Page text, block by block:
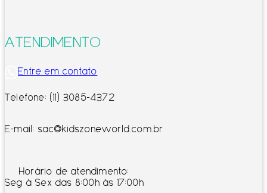
ATENDIMENTO
Entre em contato
Telefone: (11) 3085-4372
E-mail: sac@kidszoneworld.com.br
Horário de atendimento:
Seg à Sex das 8:00h às 17:00h